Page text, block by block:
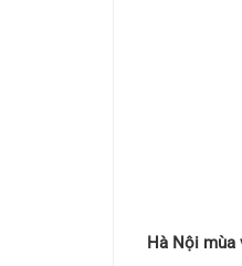
Hà Nội mùa